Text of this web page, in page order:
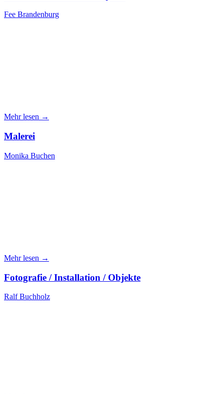
Fee Brandenburg
Mehr lesen →
Malerei
Monika Buchen
Mehr lesen →
Fotografie / Installation / Objekte
Ralf Buchholz